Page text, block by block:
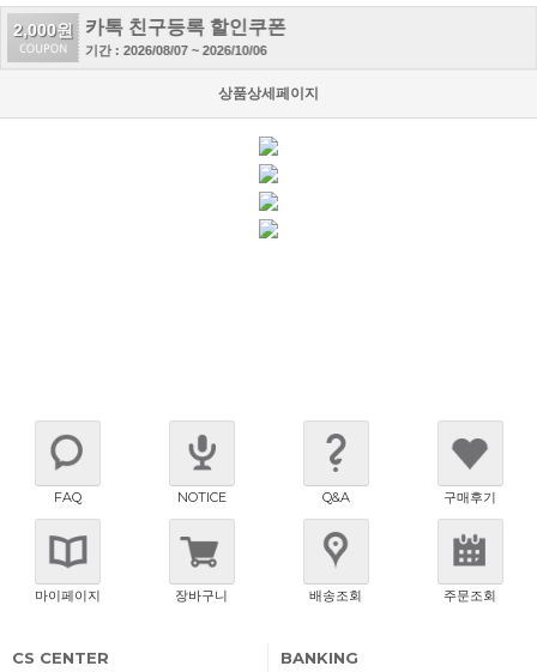
2,000원 카톡 친구등록 할인쿠폰
기간 : 2026/08/07 ~ 2026/10/06
상품상세페이지
FAQ NOTICE Q&A 구매후기
마이페이지 장바구니 배송조회 주문조회
CS CENTER BANKING